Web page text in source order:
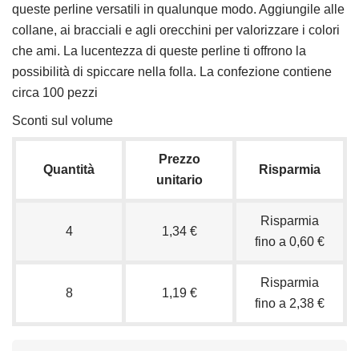
queste perline versatili in qualunque modo. Aggiungile alle
collane, ai bracciali e agli orecchini per valorizzare i colori
che ami. La lucentezza di queste perline ti offrono la
possibilità di spiccare nella folla. La confezione contiene
circa 100 pezzi
Sconti sul volume
Quantità
Prezzo
unitario
Risparmia
4 1,34 €
Risparmia
fino a 0,60 €
8 1,19 €
Risparmia
fino a 2,38 €